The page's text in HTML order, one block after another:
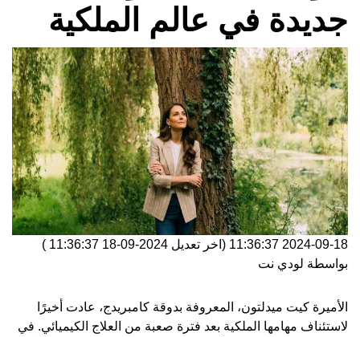
جديدة في عالم الملكية
2024-09-18 11:36:37 (اخر تعديل2024-09-18 11:36:37
)
بواسطةلودي نت
الأميرة كيت ميدلتون، المعروفة بدوقة كامبريدج، عادت أخيرًا
لاستئناف مهامها الملكية بعد فترة صعبة من العلاج الكيميائي. في